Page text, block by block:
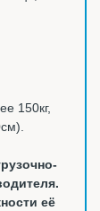
150кг,
её